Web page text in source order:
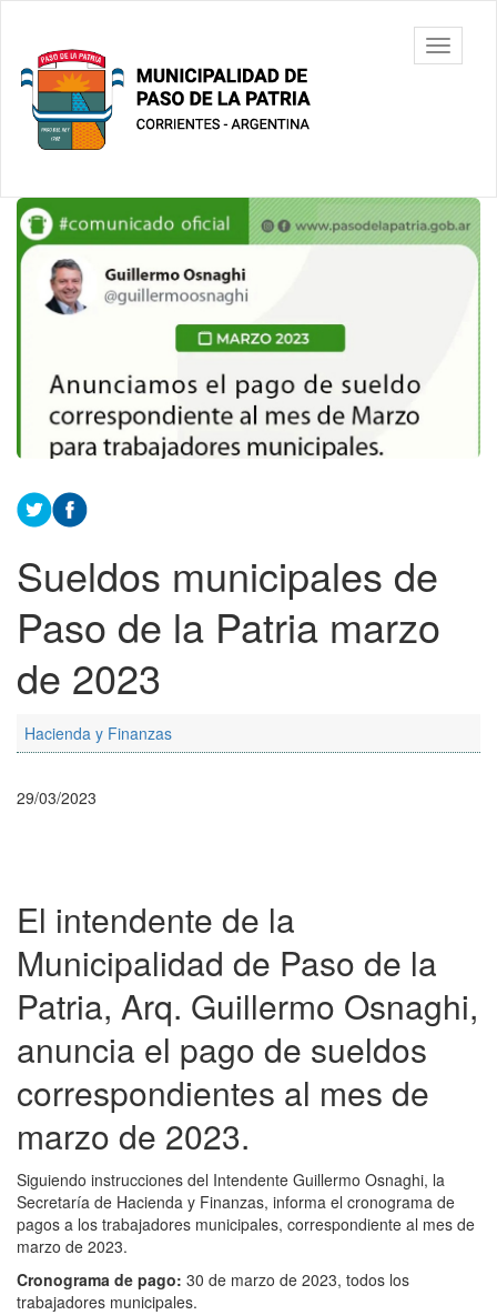
contenido
principal
Municipalidad
de Paso De
La Patria
barra
Contenido
principal
Sueldos municipales de
Paso de la Patria marzo
de 2023
Hacienda y Finanzas
29/03/2023
El intendente de la
Municipalidad de Paso de la
Patria, Arq. Guillermo Osnaghi,
anuncia el pago de sueldos
correspondientes al mes de
marzo de 2023.
Siguiendo instrucciones del Intendente Guillermo Osnaghi, la
Secretaría de Hacienda y Finanzas, informa el cronograma de
pagos a los trabajadores municipales, correspondiente al mes de
marzo de 2023.
Cronograma de pago: 30 de marzo de 2023, todos los
trabajadores municipales.